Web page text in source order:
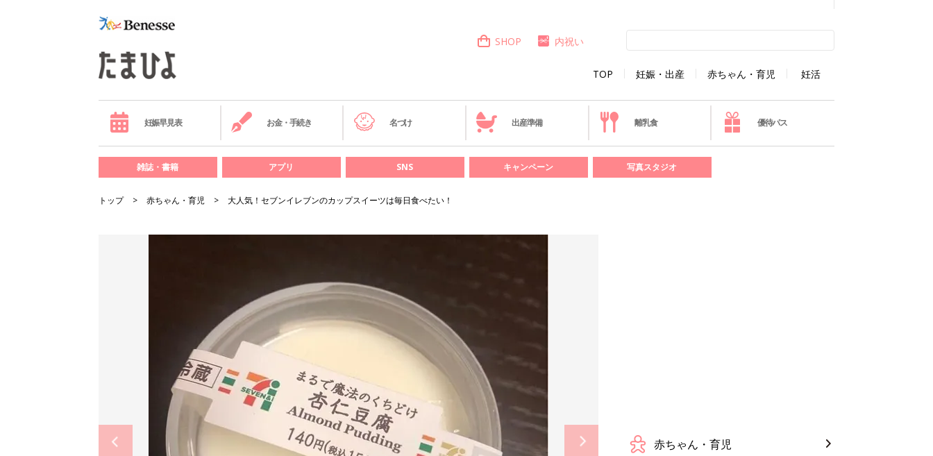
TOP 妊娠・出産 赤ちゃん・育児 妊活
SHOP 内祝い
妊娠早見表 お金・手続き 名づけ 出産準備 離乳食 優待パス
雑誌・書籍 アプリ SNS キャンペーン 写真スタジオ
トップ 赤ちゃん・育児 大人気！セブンイレブンのカップスイーツは毎日食べたい！
赤ちゃん・育児